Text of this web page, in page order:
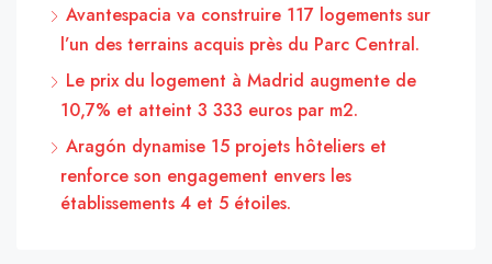
Avantespacia va construire 117 logements sur
l’un des terrains acquis près du Parc Central.
Le prix du logement à Madrid augmente de
10,7% et atteint 3 333 euros par m2.
Aragón dynamise 15 projets hôteliers et
renforce son engagement envers les
établissements 4 et 5 étoiles.